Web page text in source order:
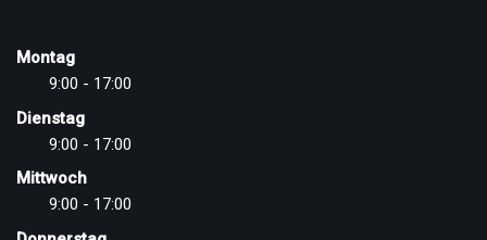
Montag
9:00 - 17:00
Dienstag
9:00 - 17:00
Mittwoch
9:00 - 17:00